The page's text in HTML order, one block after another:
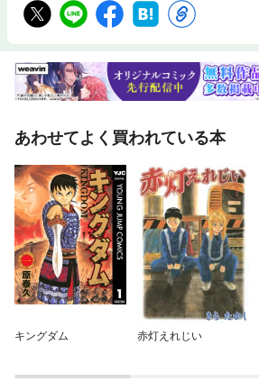
あわせてよく買われている本
キングダム 赤灯えれじい